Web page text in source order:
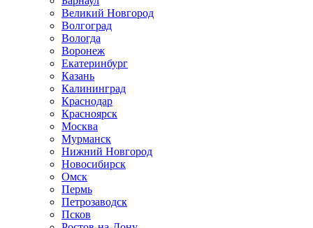
Великий Новгород
Волгоград
Вологда
Воронеж
Екатеринбург
Казань
Калининград
Краснодар
Красноярск
Москва
Мурманск
Нижний Новгород
Новосибирск
Омск
Пермь
Петрозаводск
Псков